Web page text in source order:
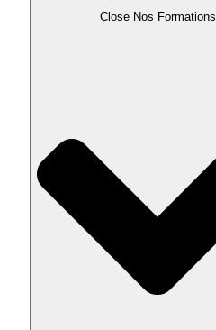
Close Nos Formations